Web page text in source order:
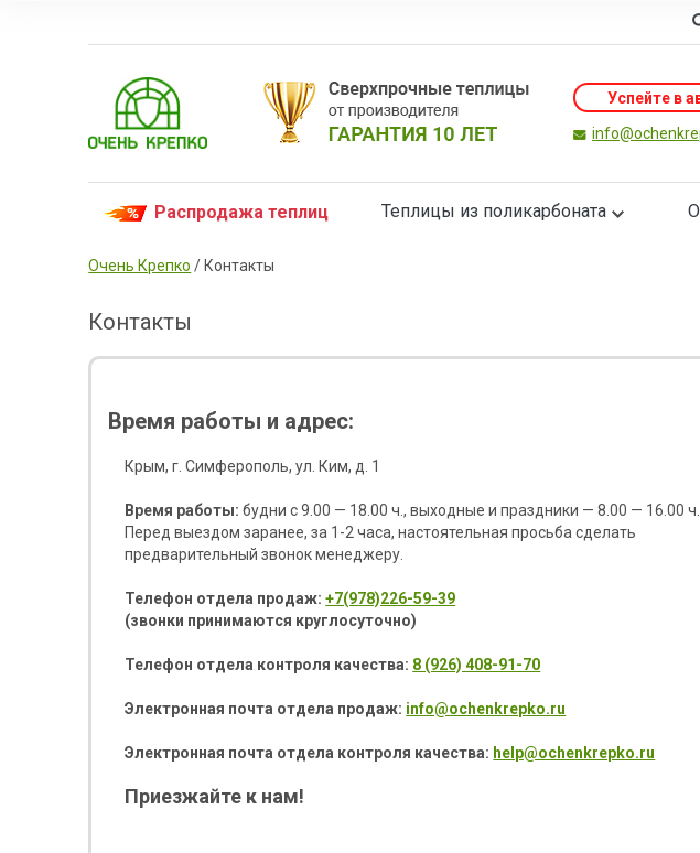
Успейте в
Распродажа теплиц Теплицы из поликарбоната
Очень Крепко /Контакты
Контакты
Время работы и адрес:
Крым, г. Симферополь, ул. Ким, д. 1
Время работы: будни с 9.00 — 18.00 ч., выходные и праздники — 8.00 — 16.00 ч.
Перед выездом заранее, за 1-2 часа, настоятельная просьба сделать
предварительный звонок менеджеру.
Телефон отдела продаж:+7(978)226-59-39
(звонки принимаются круглосуточно)
Телефон отдела контроля качества: 8 (926) 408-91-70
Электронная почта отдела продаж: info@ochenkrepko.ru
Электронная почта отдела контроля качества: help@ochenkrepko.ru
Приезжайте к нам!